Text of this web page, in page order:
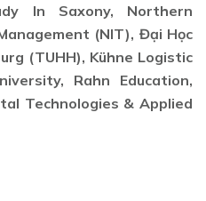
In Saxony, Northern
(NIT), Đại Học
(TUHH), Kühne Logistic
Rahn Education,
Technologies & Applied